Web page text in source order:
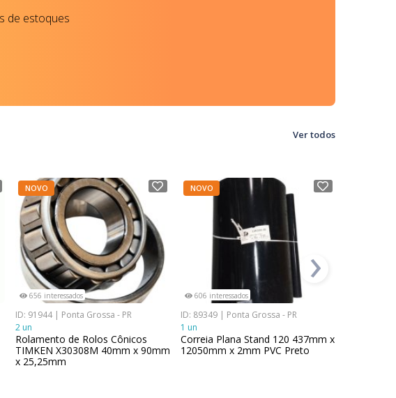
de estoques
Ver todos
NOVO
656 interessados
ID: 91944 | Ponta Grossa - PR
2 un
Rolamento de Rolos Cônicos
TIMKEN X30308M 40mm x 90mm
x 25,25mm
NOVO
606 interessados
ID: 89349 | Ponta Grossa - PR
1 un
Correia Plana Stand 120 437mm x
12050mm x 2mm PVC Preto
›